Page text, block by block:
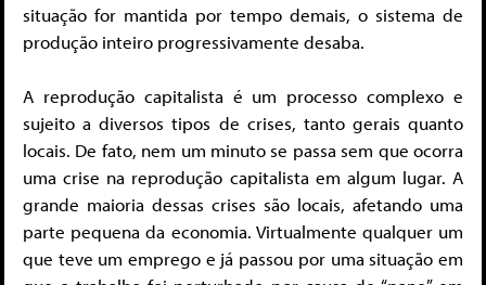
situação for mantida por tempo demais, o sistema de
produção inteiro progressivamente desaba.
A reprodução capitalista é um processo complexo e
sujeito a diversos tipos de crises, tanto gerais quanto
locais. De fato, nem um minuto se passa sem que ocorra
uma crise na reprodução capitalista em algum lugar. A
grande maioria dessas crises são locais, afetando uma
parte pequena da economia. Virtualmente qualquer um
que teve um emprego e já passou por uma situação em